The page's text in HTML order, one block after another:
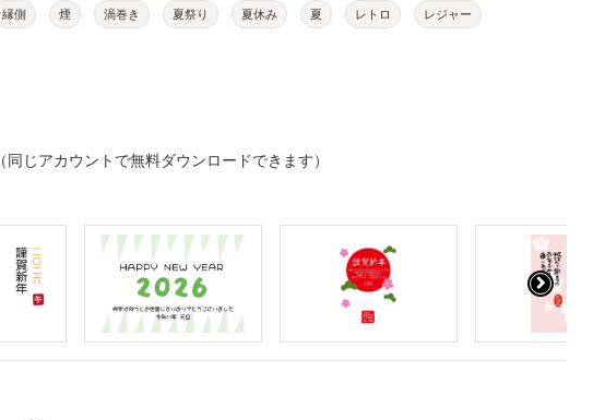
縁側 煙 渦巻き 夏祭り 夏休み 夏 レトロ レジャー
（同じアカウントで無料ダウンロードできます）